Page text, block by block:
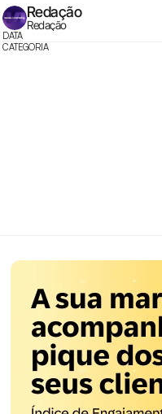
Redação
Redação
DATA
CATEGORIA